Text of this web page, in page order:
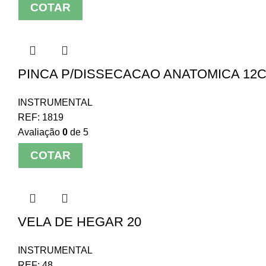
COTAR
PINCA P/DISSECACAO ANATOMICA
INSTRUMENTAL
REF: 1819
Avaliação 0 de 5
COTAR
VELA DE HEGAR 20
INSTRUMENTAL